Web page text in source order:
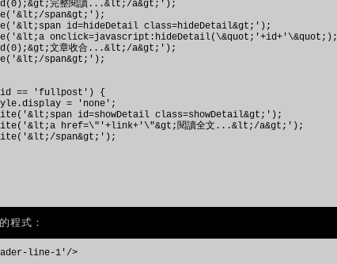
完整閱讀...&lt;/a&gt;');
span&gt;');
id=hideDetail class=hideDetail&gt;');
onclick=javascript:hideDetail(\&quot;'+id+'\&quot;);
文章收合...&lt;/a&gt;');
span&gt;');
'fullpost') {
= 'none';
id=showDetail class=showDetail&gt;');
href=\"'+link+'\"&gt;閱讀全文...&lt;/a&gt;');
span&gt;');
程式：
line-1'/>